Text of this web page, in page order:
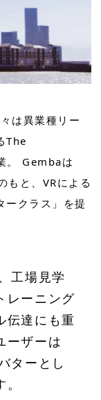
は異業種リー
The
。 Gembaは
と、VRによる
ークラス」を提
工場見学
レーニング
伝達にも重
ーザーは
ターとし